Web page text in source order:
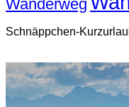
Wanderweg
Schnäppchen-